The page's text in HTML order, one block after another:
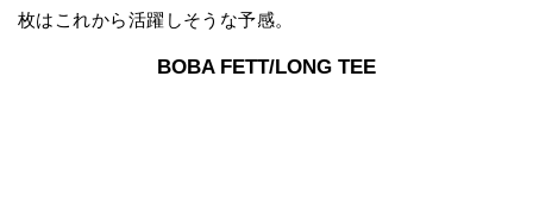
枚はこれから活躍しそうな予感。
BOBA FETT/LONG TEE